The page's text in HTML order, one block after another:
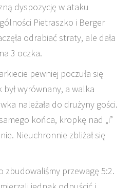
dyspozycję w ataku
Pietraszko i Berger
odrabiać straty, ale dała
3 oczka.
pewniej poczuła się
był wyrównany, a walka
należała do drużyny gości.
końca, kropkę nad „i”
Nieuchronnie zbliżał się
zbudowaliśmy przewagę 5:2.